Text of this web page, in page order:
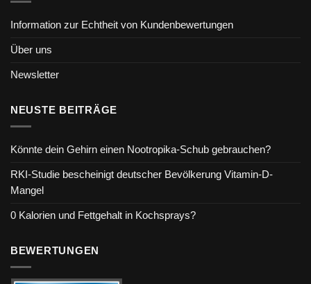
Information zur Echtheit von Kundenbewertungen
Über uns
Newsletter
NEUSTE BEITRÄGE
Könnte dein Gehirn einen Nootropika-Schub gebrauchen?
RKI-Studie bescheinigt deutscher Bevölkerung Vitamin-D-
Mangel
0 Kalorien und Fettgehalt in Kochsprays?
BEWERTUNGEN